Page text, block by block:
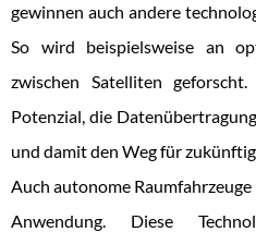
gewinnen auch andere
So wird beispielsweise an
zwischen Satelliten
Potenzial, die
und damit den Weg für
Auch autonome
Anwendung. Diese